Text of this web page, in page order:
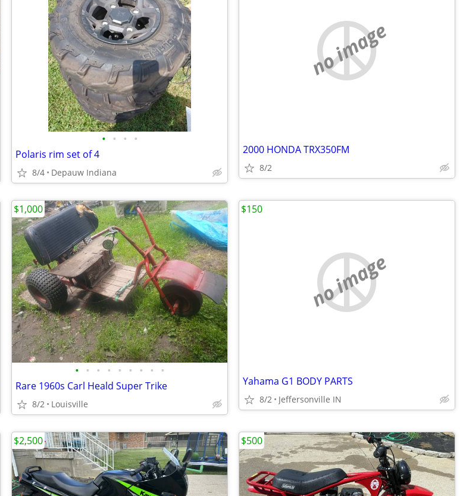
• • • •
Polaris rim set of 4
8/4 Depauw Indiana
no image
2000 HONDA TRX350FM
8/2
• • • • • • • • •
Rare 1960s Carl Heald Super Trike
8/2 Louisville
$1,000
no image
Yahama G1 BODY PARTS
8/2 Jeffersonville IN
$150
$2,500 $500